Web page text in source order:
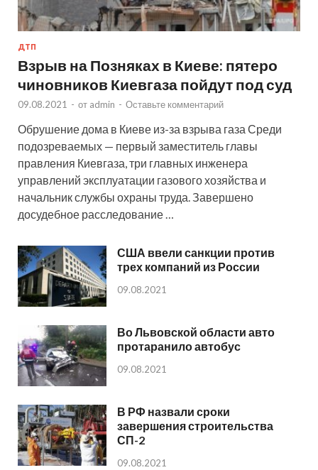
ДТП
Взрыв на Позняках в Киеве: пятеро
чиновников Киевгаза пойдут под суд
09.08.2021 - от admin - Оставьте комментарий
Обрушение дома в Киеве из-за взрыва газа Среди
подозреваемых — первый заместитель главы
правления Киевгаза, три главных инженера
управлений эксплуатации газового хозяйства и
начальник службы охраны труда. Завершено
досудебное расследование …
США ввели санкции против
трех компаний из России
09.08.2021
Во Львовской области авто
протаранило автобус
09.08.2021
В РФ назвали сроки
завершения строительства
СП-2
09.08.2021